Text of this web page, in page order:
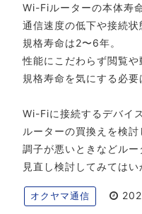
Wi-Fiルーターの本体寿
通信速度の低下や接続状
規格寿命は2〜6年。
性能にこだわらず閲覧
規格寿命を気にする必要
Wi-Fiに接続するデバイ
ルーターの買換えを検討
調子が悪いときなどル
見直し検討してみては
オクヤマ通信